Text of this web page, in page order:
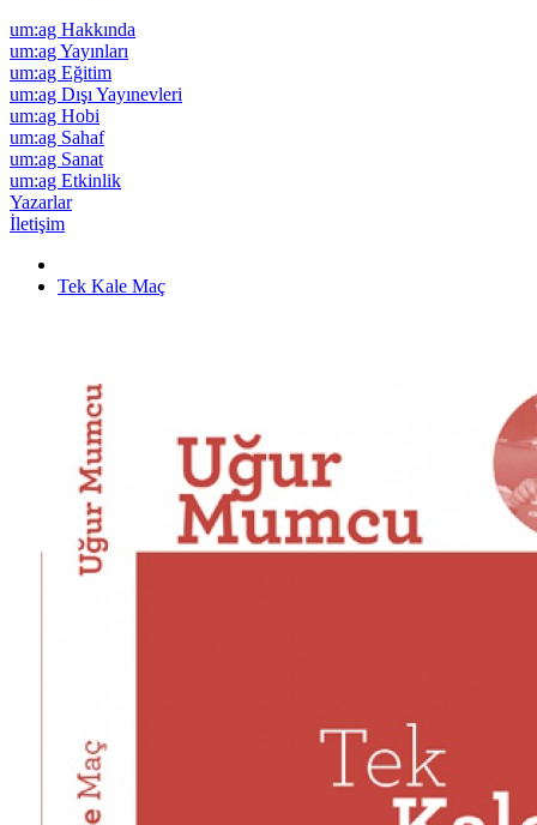
um:ag Hakkında
um:ag Yayınları
um:ag Eğitim
um:ag Dışı Yayınevleri
um:ag Hobi
um:ag Sahaf
um:ag Sanat
um:ag Etkinlik
Yazarlar
İletişim
Tek Kale Maç